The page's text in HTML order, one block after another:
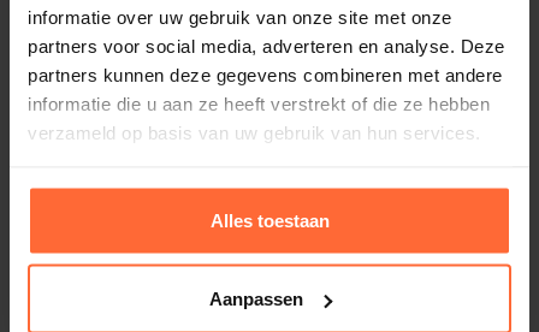
informatie over uw gebruik van onze site met onze
partners voor social media, adverteren en analyse. Deze
partners kunnen deze gegevens combineren met andere
informatie die u aan ze heeft verstrekt of die ze hebben
verzameld op basis van uw gebruik van hun services.
Alles toestaan
Aanpassen